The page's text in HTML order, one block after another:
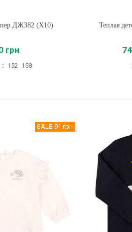
ДЖ382 (X10)
грн
: 152 158
Теплая
SALE-91 грн